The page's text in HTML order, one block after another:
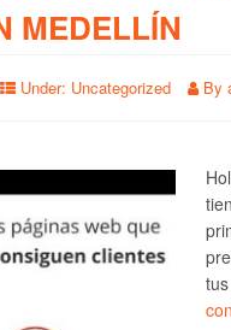
MEDELLÍN
Under: Uncategorized By